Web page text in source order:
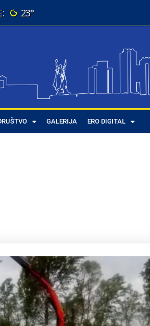
23°
GALERIJA ERO DIGITAL